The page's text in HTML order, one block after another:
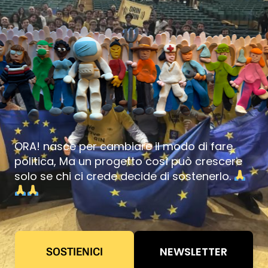
ORA! nasce per cambiare il modo di fare
politica, Ma un progetto così può crescere
solo se chi ci crede decide di sostenerlo.
SOSTIENICI NEWSLETTER